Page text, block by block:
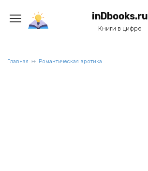
содержанию
inDbooks.ru
Книги в цифре
Главная Романтическая эротика